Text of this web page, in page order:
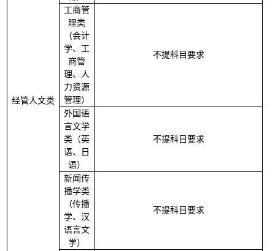
经管人文类
工商管
理类
（会计
学、工
商管
理、人
力资源
管理）
不提科目要求
外国语
言文学
类（英
语、日
语）
不提科目要求
新闻传
播学类
（传播
学、汉
语言文
学）
不提科目要求